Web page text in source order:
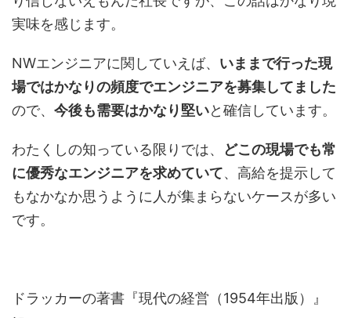
実味を感じます。
NWエンジニアに関していえば、 いままで行った現
場ではかなりの頻度でエンジニアを募集してました
ので、 今後も需要はかなり堅いと確信しています。
わたくしの知っている限りでは、
どこの現場でも常
に優秀なエンジニアを求めていて、高給を提示して
もなかなか思うように人が集まらないケースが多い
です。
ドラッカーの著書『現代の経営（1954年出版）』